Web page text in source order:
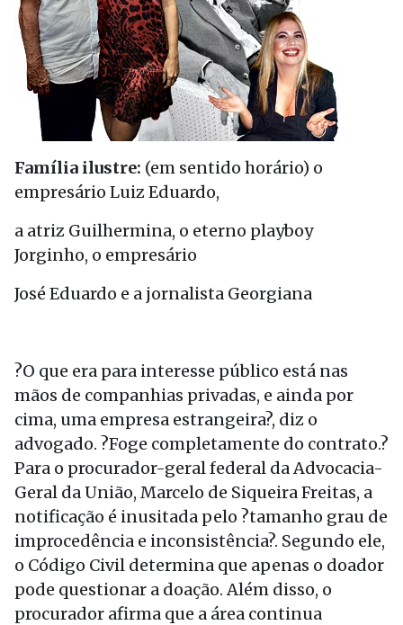
Família ilustre: (em sentido horário) o
empresário Luiz Eduardo,
a atriz Guilhermina, o eterno playboy
Jorginho, o empresário
José Eduardo e a jornalista Georgiana
?O que era para interesse público está nas
mãos de companhias privadas, e ainda por
cima, uma empresa estrangeira?, diz o
advogado. ?Foge completamente do contrato.?
Para o procurador-geral federal da Advocacia-
Geral da União, Marcelo de Siqueira Freitas, a
notificação é inusitada pelo ?tamanho grau de
improcedência e inconsistência?. Segundo ele,
o Código Civil determina que apenas o doador
pode questionar a doação. Além disso, o
procurador afirma que a área continua